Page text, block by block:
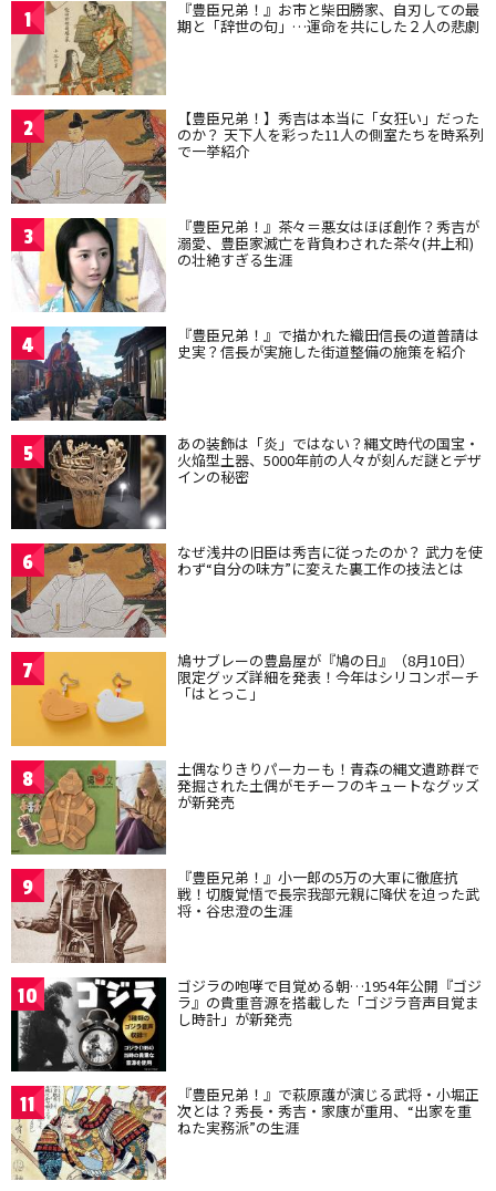
1 『豊臣兄弟！』お市と柴田勝家、自刃しての最
期と「辞世の句」…運命を共にした２人の悲劇
2 【豊臣兄弟！】秀吉は本当に「女狂い」だった
のか？ 天下人を彩った11人の側室たちを時系列
で一挙紹介
3 『豊臣兄弟！』茶々＝悪女はほぼ創作？秀吉が
溺愛、豊臣家滅亡を背負わされた茶々(井上和)
の壮絶すぎる生涯
4 『豊臣兄弟！』で描かれた織田信長の道普請は
史実？信長が実施した街道整備の施策を紹介
5 あの装飾は「炎」ではない？縄文時代の国宝・
火焔型土器、5000年前の人々が刻んだ謎とデザ
インの秘密
6 なぜ浅井の旧臣は秀吉に従ったのか？ 武力を使
わず“自分の味方”に変えた裏工作の技法とは
7 鳩サブレーの豊島屋が『鳩の日』（8月10日）
限定グッズ詳細を発表！今年はシリコンポーチ
「はとっこ」
8 土偶なりきりパーカーも！青森の縄文遺跡群で
発掘された土偶がモチーフのキュートなグッズ
が新発売
9 『豊臣兄弟！』小一郎の5万の大軍に徹底抗
戦！切腹覚悟で長宗我部元親に降伏を迫った武
将・谷忠澄の生涯
10 ゴジラの咆哮で目覚める朝…1954年公開『ゴジ
ラ』の貴重音源を搭載した「ゴジラ音声目覚ま
し時計」が新発売
11 『豊臣兄弟！』で萩原護が演じる武将・小堀正
次とは？秀長・秀吉・家康が重用、“出家を重
ねた実務派”の生涯